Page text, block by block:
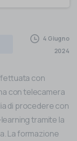
4 Giugno
2024
con
con telecamera
di procedere con
tramite la
La formazione